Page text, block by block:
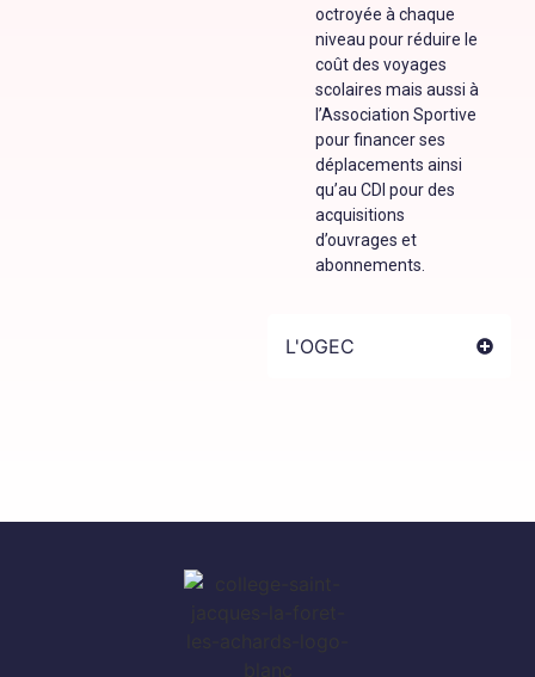
octroyée à chaque
niveau pour réduire le
coût des voyages
scolaires mais aussi à
l’Association Sportive
pour financer ses
déplacements ainsi
qu’au CDI pour des
acquisitions
d’ouvrages et
abonnements.
L'OGEC